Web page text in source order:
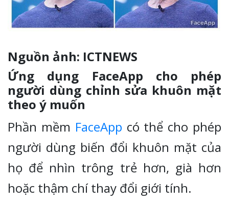
Nguồn ảnh: ICTNEWS
Ứng dụng FaceApp cho phép
người dùng chỉnh sửa khuôn mặt
theo ý muốn
Phần mềm FaceApp có thể cho phép
người dùng biến đổi khuôn mặt của
họ để nhìn trông trẻ hơn, già hơn
hoặc thậm chí thay đổi giới tính.